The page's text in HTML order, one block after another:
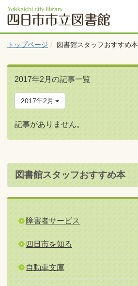
トップページ 図書館スタッフおすすめ本
2017年2月の記事一覧
2017年2月
記事がありません。
図書館スタッフおすすめ本
障害者サービス
四日市を知る
自動車文庫